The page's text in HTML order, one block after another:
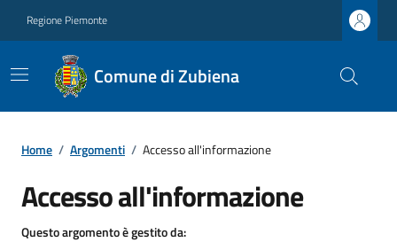
Regione Piemonte
Comune di Zubiena
Home / Argomenti / Accesso all'informazione
Accesso all'informazione
Questo argomento è gestito da: